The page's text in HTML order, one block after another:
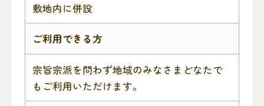
敷地内に併設
ご利用できる方
宗旨宗派を問わず地域のみなさまどなたで
もご利用いただけます。